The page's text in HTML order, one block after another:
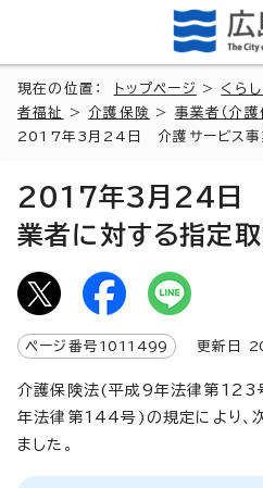
現在の位置： トップページ > くら
者福祉
> 介護保険 > 事業者（介護
2017年3月24日 介護サービス事
2017年3月24日
業者に対する指定
ページ番号 1011499 更新日
介護保険法(平成9年法律第
年法律第144号)の規定により、
ました。